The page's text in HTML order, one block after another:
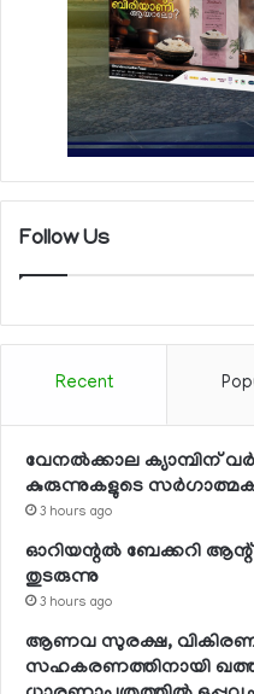
Follow Us
Recent
വേനല്‍ക്കാല ക്യാമ്പിന്
കുരുന്നുകളുടെ സര്‍ഗാത്മക
3 hours ago
ഓറിയന്റല്‍ ബേക്കറി
തുടരുന്നു
3 hours ago
ആണവ സുരക്ഷ,
സഹകരണത്തിനായി